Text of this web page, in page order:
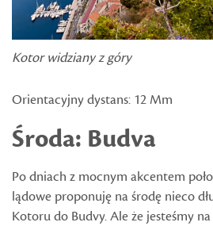
Kotor widziany z góry
Orientacyjny dystans: 12 Mm
Środa: Budva
Po dniach z mocnym akcentem
lądowe proponuję na środę nieco
Kotoru do Budvy. Ale że jesteśmy